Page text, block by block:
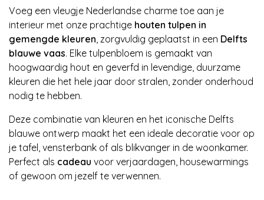
Voeg een vleugje Nederlandse charme toe aan je
interieur met onze prachtige houten tulpen in
gemengde kleuren , zorgvuldig geplaatst in een Delfts
blauwe vaas. Elke tulpenbloem is gemaakt van
hoogwaardig hout en geverfd in levendige, duurzame
kleuren die het hele jaar door stralen, zonder onderhoud
nodig te hebben.
Deze combinatie van kleuren en het iconische Delfts
blauwe ontwerp maakt het een ideale decoratie voor op
je tafel, vensterbank of als blikvanger in de woonkamer.
Perfect als cadeau voor verjaardagen, housewarmings
of gewoon om jezelf te verwennen.